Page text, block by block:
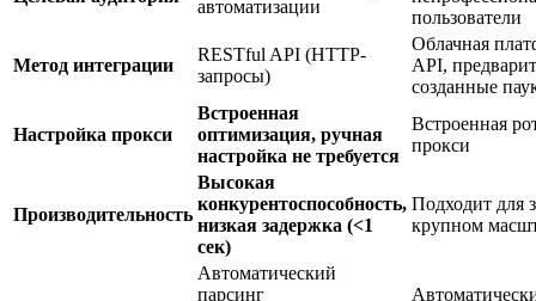
автоматизации
пользователи
Метод интеграции
RESTful API (HTTP-
запросы)
Облачная
API,
созданные
Настройка прокси
Встроенная
оптимизация, ручная
настройка не требуется
Встроенная
прокси
Производительность
Высокая
конкурентоспособность,
низкая задержка (<1
сек)
Подходит для
крупном
Автоматический
парсинг